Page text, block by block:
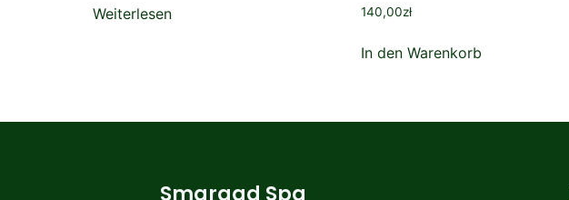
Weiterlesen 140,00zł
In den Warenkorb
Smaragd Spa